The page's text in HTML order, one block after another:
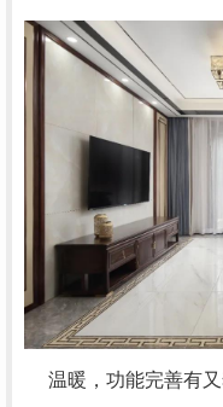
温暖，功能完善有又